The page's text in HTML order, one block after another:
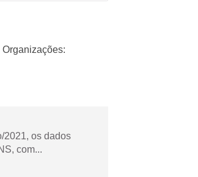
Organizações:
2021, os dados
com...